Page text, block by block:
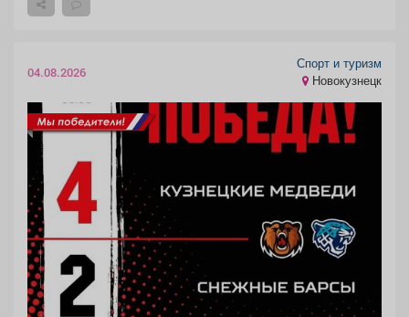
04.08.2026
Спорт и туризм
Новокузнецк